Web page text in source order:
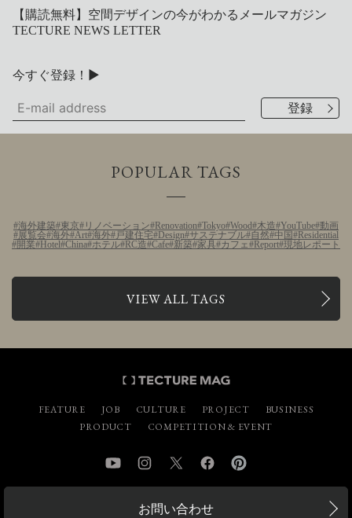
【購読無料】空間デザインの今がわかるメールマガジン
TECTURE NEWS LETTER
今すぐ登録！▶
POPULAR TAGS
海外建築 東京 リノベーション Renovation Tokyo Wood 木造 YouTube 動画
展覧会 海外 Art 海外 戸建住宅 Design サステナブル 自然 中国
Residential
開業
Hotel China ホテル RC造 Cafe 新築 家具 カフェ Report 現地レポート
VIEW ALL TAGS
FEATURE JOB CULTURE PROJECT
BUSINESS
PRODUCT
COMPETITION & EVENT
YouTube InstagramTwitter Facebook
お問い合わせ